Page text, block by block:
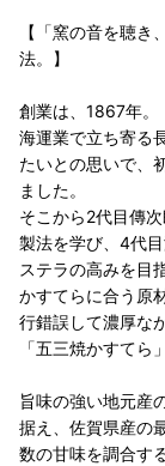
【「窯の音を聴
法。】
創業は、1867年。
海運業で立ち寄る
たいとの思いで、
ました。
そこから2代目傳
製法を学び、4代
ステラの高みを目
かすてらに合う原
行錯誤して濃厚な
「五三焼かすてら
旨味の強い地元産
据え、佐賀県産の
数の甘味を調合す